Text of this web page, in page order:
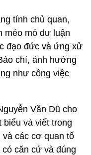
tính chủ quan,
méo mó dư luận
đạo đức và ứng xử
chí, ảnh hưởng
như công việc
Văn Dũ cho
biểu và viết trong
và các cơ quan tố
căn cứ và đúng